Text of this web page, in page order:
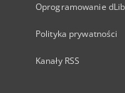
Oprogramowanie
Polityka prywatności
Kanały RSS